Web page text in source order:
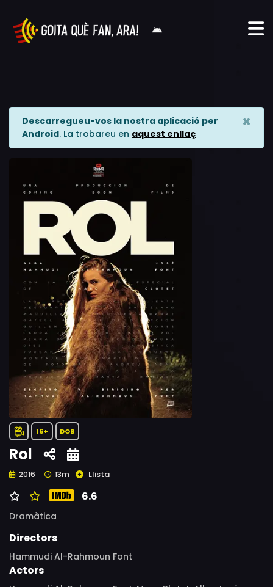
Descarregueu-vos la nostra aplicació per
Android. La trobareu en aquest enllaç
×
16+ DOB
Rol
2016 13m Llista
6.6
Dramàtica
Directors
Hammudi Al-Rahmoun Font
Actors